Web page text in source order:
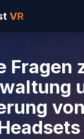
VR
Fragen